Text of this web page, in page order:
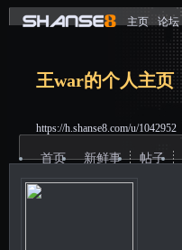
主页 论坛
王war的个人主页
https://h.shanse8.com/u/1042952
首页 新鲜事 帖子